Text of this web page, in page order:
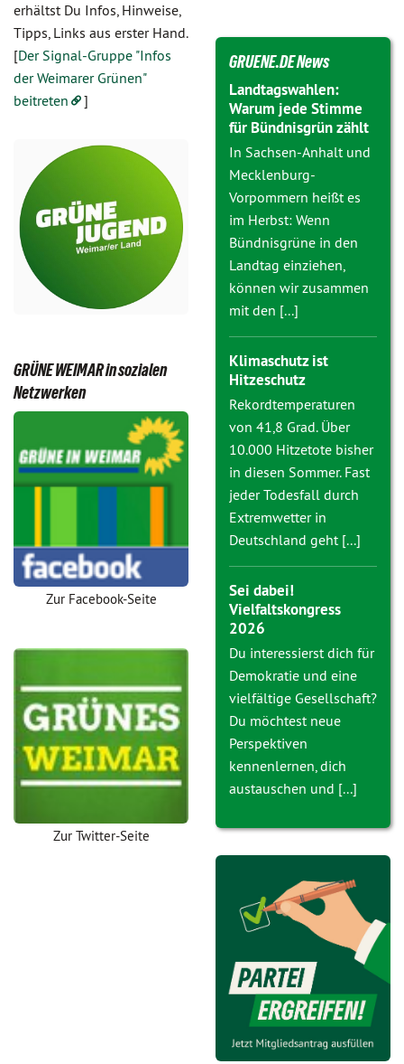
erhältst Du Infos, Hinweise,
Tipps, Links aus erster Hand.
[Der Signal-Gruppe "Infos
der Weimarer Grünen"
beitreten
]
GRÜNE WEIMAR in sozialen
Netzwerken
Zur Facebook-Seite
Zur Twitter-Seite
GRUENE.DE News
Landtagswahlen:
Warum jede Stimme
für Bündnisgrün zählt
In Sachsen-Anhalt und
Mecklenburg-
Vorpommern heißt es
im Herbst: Wenn
Bündnisgrüne in den
Landtag einziehen,
können wir zusammen
mit den [...]
Klimaschutz ist
Hitzeschutz
Rekordtemperaturen
von 41,8 Grad. Über
10.000 Hitzetote bisher
in diesen Sommer. Fast
jeder Todesfall durch
Extremwetter in
Deutschland geht [...]
Sei dabei!
Vielfaltskongress
2026
Du interessierst dich für
Demokratie und eine
vielfältige Gesellschaft?
Du möchtest neue
Perspektiven
kennenlernen, dich
austauschen und [...]